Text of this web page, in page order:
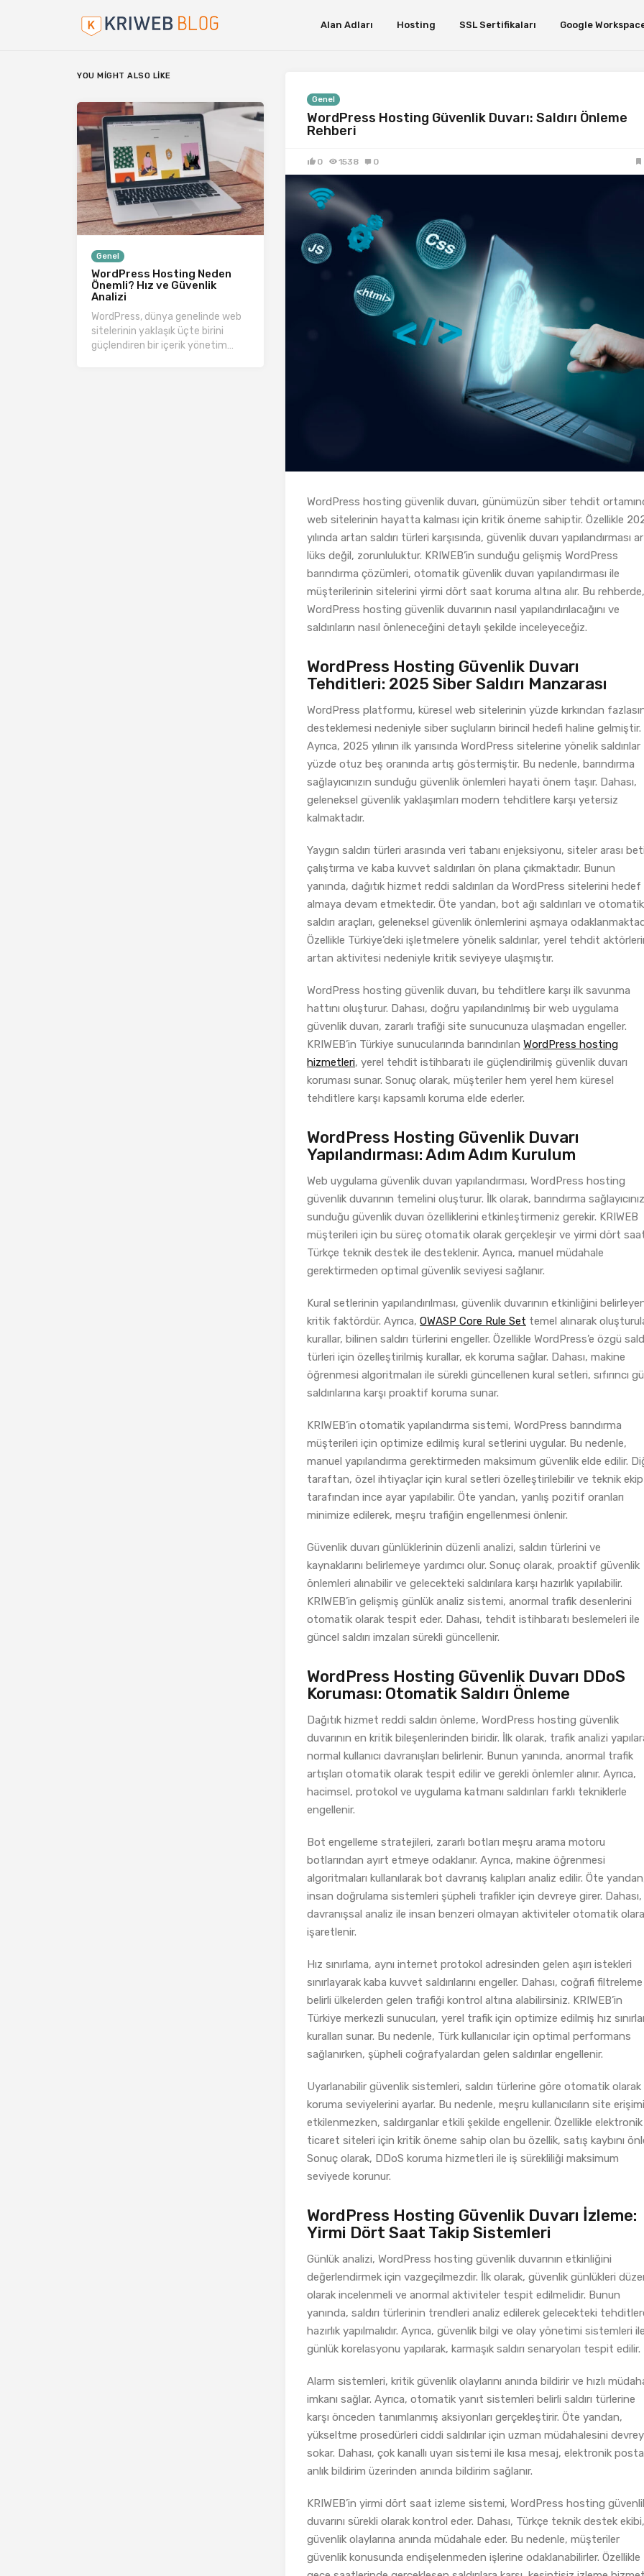
Alan Adları Hosting SSL Sertifikaları Google
Genel
WordPress Hosting Güvenlik Duvarı: Saldırı Önleme
Rehberi
0 1538 0
WordPress hosting güvenlik duvarı, günümüzün siber tehdit
web sitelerinin hayatta kalması için kritik öneme sahiptir. Özellikle
yılında artan saldırı türleri karşısında, güvenlik duvarı yapılandırması
lüks değil, zorunluluktur. KRIWEB’in sunduğu gelişmiş WordPress
barındırma çözümleri, otomatik güvenlik duvarı yapılandırması ile
müşterilerinin sitelerini yirmi dört saat koruma altına alır. Bu rehberde,
WordPress hosting güvenlik duvarının nasıl yapılandırılacağını ve
saldırıların nasıl önleneceğini detaylı şekilde inceleyeceğiz.
WordPress Hosting Güvenlik Duvarı
Tehditleri: 2025 Siber Saldırı Manzarası
WordPress platformu, küresel web sitelerinin yüzde kırkından
desteklemesi nedeniyle siber suçluların birincil hedefi haline gelmiştir.
Ayrıca, 2025 yılının ilk yarısında WordPress sitelerine yönelik saldırılar
yüzde otuz beş oranında artış göstermiştir. Bu nedenle, barındırma
sağlayıcınızın sunduğu güvenlik önlemleri hayati önem taşır. Dahası,
geleneksel güvenlik yaklaşımları modern tehditlere karşı yetersiz
kalmaktadır.
Yaygın saldırı türleri arasında veri tabanı enjeksiyonu, siteler arası
çalıştırma ve kaba kuvvet saldırıları ön plana çıkmaktadır. Bunun
yanında, dağıtık hizmet reddi saldırıları da WordPress sitelerini hedef
almaya devam etmektedir. Öte yandan, bot ağı saldırıları ve otomatik
saldırı araçları, geleneksel güvenlik önlemlerini aşmaya
Özellikle Türkiye’deki işletmelere yönelik saldırılar, yerel tehdit
artan aktivitesi nedeniyle kritik seviyeye ulaşmıştır.
WordPress hosting güvenlik duvarı, bu tehditlere karşı ilk savunma
hattını oluşturur. Dahası, doğru yapılandırılmış bir web uygulama
güvenlik duvarı, zararlı trafiği site sunucunuza ulaşmadan engeller.
KRIWEB’in Türkiye sunucularında barındırılan WordPress hosting
hizmetleri, yerel tehdit istihbaratı ile güçlendirilmiş güvenlik duvarı
koruması sunar. Sonuç olarak, müşteriler hem yerel hem küresel
tehditlere karşı kapsamlı koruma elde ederler.
WordPress Hosting Güvenlik Duvarı
Yapılandırması: Adım Adım Kurulum
Web uygulama güvenlik duvarı yapılandırması, WordPress hosting
güvenlik duvarının temelini oluşturur. İlk olarak, barındırma
sunduğu güvenlik duvarı özelliklerini etkinleştirmeniz gerekir. KRIWEB
müşterileri için bu süreç otomatik olarak gerçekleşir ve yirmi dört
Türkçe teknik destek ile desteklenir. Ayrıca, manuel müdahale
gerektirmeden optimal güvenlik seviyesi sağlanır.
Kural setlerinin yapılandırılması, güvenlik duvarının etkinliğini
kritik faktördür. Ayrıca, OWASP Core Rule Set temel alınarak
kurallar, bilinen saldırı türlerini engeller. Özellikle WordPress’e özgü
türleri için özelleştirilmiş kurallar, ek koruma sağlar. Dahası, makine
öğrenmesi algoritmaları ile sürekli güncellenen kural setleri, sıfırıncı
saldırılarına karşı proaktif koruma sunar.
KRIWEB’in otomatik yapılandırma sistemi, WordPress barındırma
müşterileri için optimize edilmiş kural setlerini uygular. Bu nedenle,
manuel yapılandırma gerektirmeden maksimum güvenlik elde edilir.
taraftan, özel ihtiyaçlar için kural setleri özelleştirilebilir ve teknik ekip
tarafından ince ayar yapılabilir. Öte yandan, yanlış pozitif oranları
minimize edilerek, meşru trafiğin engellenmesi önlenir.
Güvenlik duvarı günlüklerinin düzenli analizi, saldırı türlerini ve
kaynaklarını belirlemeye yardımcı olur. Sonuç olarak, proaktif güvenlik
önlemleri alınabilir ve gelecekteki saldırılara karşı hazırlık yapılabilir.
KRIWEB’in gelişmiş günlük analiz sistemi, anormal trafik desenlerini
otomatik olarak tespit eder. Dahası, tehdit istihbaratı beslemeleri ile
güncel saldırı imzaları sürekli güncellenir.
WordPress Hosting Güvenlik Duvarı DDoS
Koruması: Otomatik Saldırı Önleme
Dağıtık hizmet reddi saldırı önleme, WordPress hosting güvenlik
duvarının en kritik bileşenlerinden biridir. İlk olarak, trafik analizi
normal kullanıcı davranışları belirlenir. Bunun yanında, anormal trafik
artışları otomatik olarak tespit edilir ve gerekli önlemler alınır. Ayrıca,
hacimsel, protokol ve uygulama katmanı saldırıları farklı tekniklerle
engellenir.
Bot engelleme stratejileri, zararlı botları meşru arama motoru
botlarından ayırt etmeye odaklanır. Ayrıca, makine öğrenmesi
algoritmaları kullanılarak bot davranış kalıpları analiz edilir. Öte
insan doğrulama sistemleri şüpheli trafikler için devreye girer. Dahası,
davranışsal analiz ile insan benzeri olmayan aktiviteler otomatik
işaretlenir.
Hız sınırlama, aynı internet protokol adresinden gelen aşırı istekleri
sınırlayarak kaba kuvvet saldırılarını engeller. Dahası, coğrafi
belirli ülkelerden gelen trafiği kontrol altına alabilirsiniz. KRIWEB’in
Türkiye merkezli sunucuları, yerel trafik için optimize edilmiş hız
kuralları sunar. Bu nedenle, Türk kullanıcılar için optimal performans
sağlanırken, şüpheli coğrafyalardan gelen saldırılar engellenir.
Uyarlanabilir güvenlik sistemleri, saldırı türlerine göre otomatik olarak
koruma seviyelerini ayarlar. Bu nedenle, meşru kullanıcıların site erişimi
etkilenmezken, saldırganlar etkili şekilde engellenir. Özellikle elektronik
ticaret siteleri için kritik öneme sahip olan bu özellik, satış kaybını
Sonuç olarak, DDoS koruma hizmetleri ile iş sürekliliği maksimum
seviyede korunur.
WordPress Hosting Güvenlik Duvarı İzleme:
Yirmi Dört Saat Takip Sistemleri
Günlük analizi, WordPress hosting güvenlik duvarının etkinliğini
değerlendirmek için vazgeçilmezdir. İlk olarak, güvenlik günlükleri
olarak incelenmeli ve anormal aktiviteler tespit edilmelidir. Bunun
yanında, saldırı türlerinin trendleri analiz edilerek gelecekteki
hazırlık yapılmalıdır. Ayrıca, güvenlik bilgi ve olay yönetimi sistemleri ile
günlük korelasyonu yapılarak, karmaşık saldırı senaryoları tespit edilir.
Alarm sistemleri, kritik güvenlik olaylarını anında bildirir ve hızlı
imkanı sağlar. Ayrıca, otomatik yanıt sistemleri belirli saldırı türlerine
karşı önceden tanımlanmış aksiyonları gerçekleştirir. Öte yandan,
yükseltme prosedürleri ciddi saldırılar için uzman müdahalesini
sokar. Dahası, çok kanallı uyarı sistemi ile kısa mesaj, elektronik
anlık bildirim üzerinden anında bildirim sağlanır.
KRIWEB’in yirmi dört saat izleme sistemi, WordPress hosting
duvarını sürekli olarak kontrol eder. Dahası, Türkçe teknik destek ekibi,
güvenlik olaylarına anında müdahale eder. Bu nedenle, müşteriler
güvenlik konusunda endişelenmeden işlerine odaklanabilirler. Özellikle
YOU MIGHT ALSO LIKE
Genel
WordPress Hosting Neden
Önemli? Hız ve Güvenlik
Analizi
WordPress, dünya genelinde web
sitelerinin yaklaşık üçte birini
güçlendiren bir içerik yönetim…